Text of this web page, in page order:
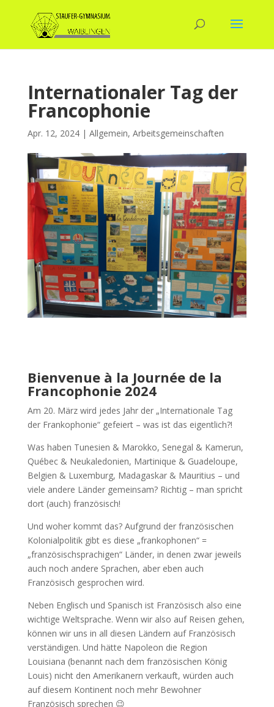
Internationaler Tag der
Francophonie
Apr. 12, 2024| Allgemein, Arbeitsgemeinschaften
Bienvenue à la Journée de la
Francophonie 2024
Am 20. März wird jedes Jahr der „Internationale Tag
der Frankophonie“ gefeiert – was ist das eigentlich?!
Was haben Tunesien & Marokko, Senegal & Kamerun,
Québec & Neukaledonien, Martinique & Guadeloupe,
Belgien & Luxemburg, Madagaskar & Mauritius – und
viele andere Länder gemeinsam? Richtig – man spricht
dort (auch) französisch!
Und woher kommt das? Aufgrund der französischen
Kolonialpolitik gibt es diese „frankophonen“ =
„französischsprachigen“ Länder, in denen zwar jeweils
auch noch andere Sprachen, aber eben auch
Französisch gesprochen wird.
Neben Englisch und Spanisch ist Französisch also eine
wichtige Weltsprache. Wenn wir also auf Reisen gehen,
können wir uns in all diesen Ländern auf Französisch
verständigen. Und hätte Napoleon die Region
Louisiana (benannt nach dem französischen König
Louis) nicht den Amerikanern verkauft, würden auch
auf diesem Kontinent noch mehr Bewohner
Französisch sprechen 😉